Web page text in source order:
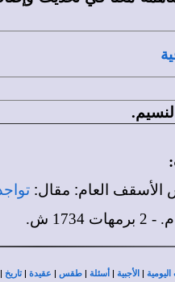
:
الأسقف العام: مقال:
اليومية | الأجبية | أسئلة |طقس | عقيدة |تاريخ